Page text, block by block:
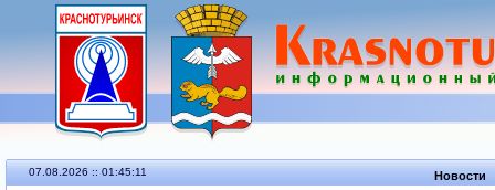
07.08.2026 :: 01:45:11 Новости